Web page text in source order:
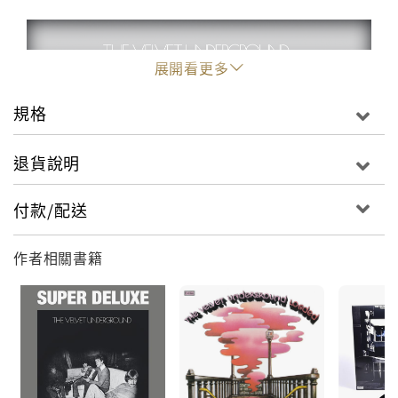
展開看更多
規格
退貨說明
付款/配送
作者相關書籍